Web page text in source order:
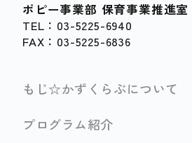
ポピー事業部 保育事業推進室
TEL：03-5225-6940
FAX：03-5225-6836
もじ☆かずくらぶについて
プログラム紹介